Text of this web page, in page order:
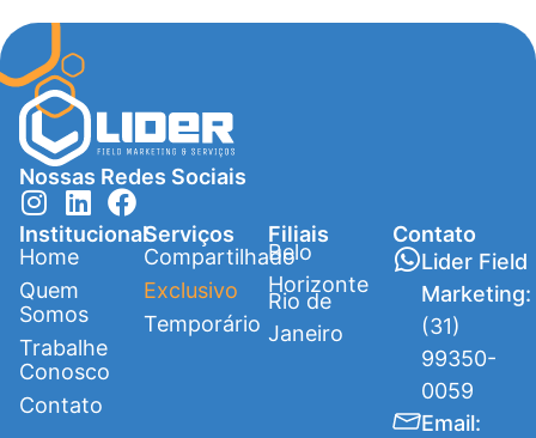
Nossas Redes Sociais
Institucional
Home
Quem
Somos
Trabalhe
Conosco
Contato
Serviços
Compartilhado
Exclusivo
Temporário
Filiais
Belo
Horizonte
Rio de
Janeiro
Contato
Lider Field
Marketing:
(31)
99350-
0059
Email: